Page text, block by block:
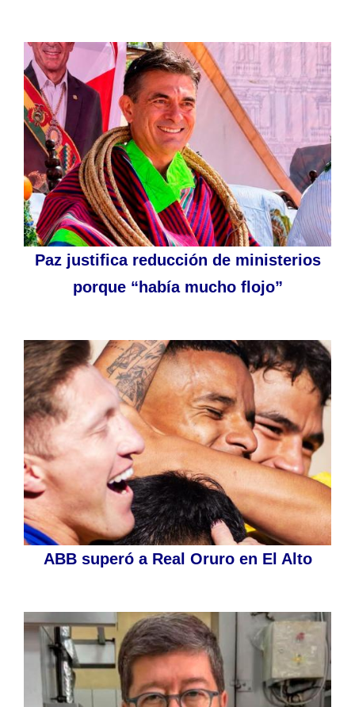
Paz justifica reducción de ministerios
porque “había mucho flojo”
ABB superó a Real Oruro en El Alto